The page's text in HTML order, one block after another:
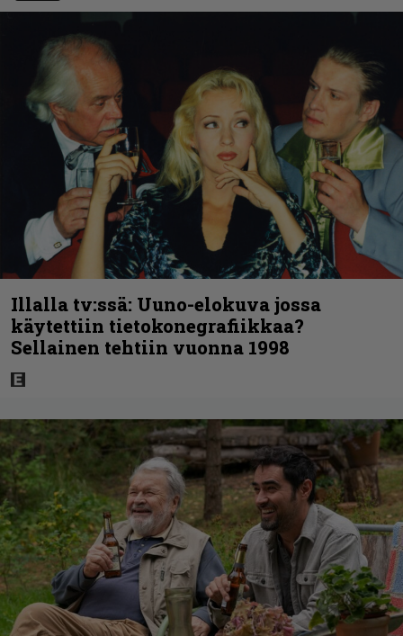
Illalla tv:ssä: Uuno-elokuva jossa
käytettiin tietokonegrafiikkaa?
Sellainen tehtiin vuonna 1998